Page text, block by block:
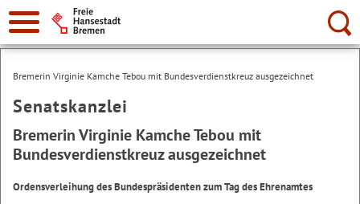
Suche:
Bremerin Virginie Kamche Tebou mit Bundesverdienstkreuz ausgezeichnet
Senatskanzlei
Bremerin Virginie Kamche Tebou mit
Bundesverdienstkreuz ausgezeichnet
Ordensverleihung des Bundespräsidenten zum Tag des Ehrenamtes